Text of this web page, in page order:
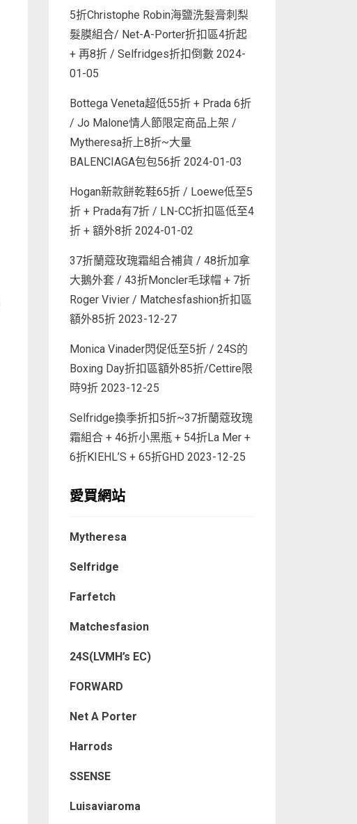
5折Christophe Robin海鹽洗髮膏刺梨
髮膜組合/ Net-A-Porter折扣區4折起
+ 再8折 / Selfridges折扣倒數 2024-
01-05
Bottega Veneta超低55折 + Prada 6折
/ Jo Malone情人節限定商品上架 /
Mytheresa折上8折~大量
BALENCIAGA包包56折 2024-01-03
Hogan新款餅乾鞋65折 / Loewe低至5
折 + Prada有7折 / LN-CC折扣區低至4
折 + 額外8折 2024-01-02
37折蘭蔻玫瑰霜組合補貨 / 48折加拿
大鵝外套 / 43折Moncler毛球帽 + 7折
Roger Vivier / Matchesfashion折扣區
額外85折 2023-12-27
Monica Vinader閃促低至5折 / 24S的
Boxing Day折扣區額外85折/Cettire限
時9折 2023-12-25
Selfridge換季折扣5折~37折蘭蔻玫瑰
霜組合 + 46折小黑瓶 + 54折La Mer +
6折KIEHL’S + 65折GHD 2023-12-25
愛買網站
Mytheresa
Selfridge
Farfetch
Matchesfasion
24S(LVMH’s EC)
FORWARD
Net A Porter
Harrods
SSENSE
Luisaviaroma